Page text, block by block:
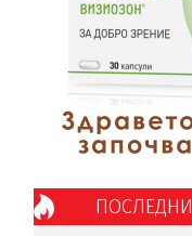
ПОСЛЕДНИ